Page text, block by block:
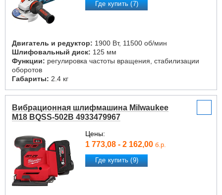
Где купить (7)
Двигатель и редуктор: 1900 Вт, 11500 об/мин
Шлифовальный диск: 125 мм
Функции: регулировка частоты вращения, стабилизации
оборотов
Габариты: 2.4 кг
Вибрационная шлифмашина Milwaukee
M18 BQSS-502B 4933479967
Цены:
1 773,08 - 2 162,00 б.р.
Где купить (9)